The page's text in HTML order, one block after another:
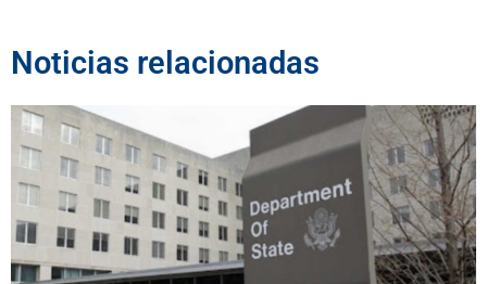
Noticias relacionadas